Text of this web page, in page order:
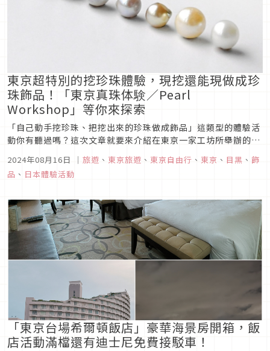
東京超特別的挖珍珠體驗，現挖還能現做成珍
珠飾品！「東京真珠体験／Pearl
Workshop」等你來探索
「自己動手挖珍珠、把挖出來的珍珠做成飾品」這類型的體驗活
動你有聽過嗎？這次文章就要來介紹在東京一家工坊所舉辦的
中取出，還能將取出的這顆珍珠製作成屬於自己獨一無二的飾
品，為自己創造難忘的回憶。
2024年08月16日 ｜ 旅遊 、 東京旅遊 、 東京自由行 、 東京 、 目黑 、 飾
品 、 日本體驗活動
「東京台場希爾頓飯店」豪華海景房開箱，飯
店活動滿檔還有迪士尼免費接駁車！